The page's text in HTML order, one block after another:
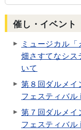
催し・イベント
ミュージカル「
畑さすてなシス
いて
第８回ダルメ
フェスティバ
第７回ダルメ
フェスティバ